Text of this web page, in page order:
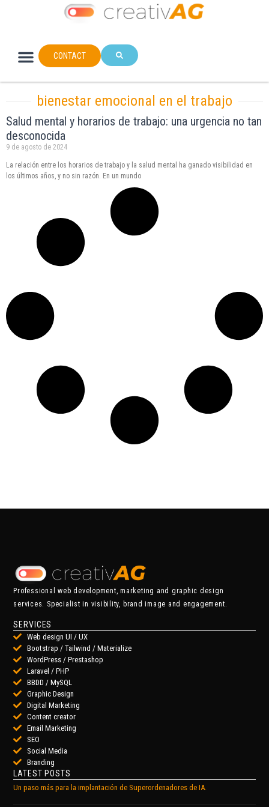
CONTACT
bienestar emocional en el trabajo
Salud mental y horarios de trabajo: una urgencia no tan
desconocida
9 de agosto de 2024
La relación entre los horarios de trabajo y la salud mental ha ganado visibilidad en
los últimos años, y no sin razón. En un mundo
Professional web development, marketing and graphic design
services. Specialist in visibility, brand image and engagement.
SERVICES
Web design UI / UX
Bootstrap / Tailwind / Materialize
WordPress / Prestashop
Laravel / PHP
BBDD / MySQL
Graphic Design
Digital Marketing
Content creator
Email Marketing
SEO
Social Media
Branding
LATEST POSTS
Un paso más para la implantación de Superordenadores de IA.